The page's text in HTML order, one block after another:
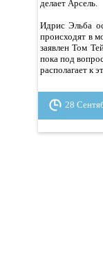
делает Арсель.
Идрис Эльба
происходят в
заявлен Том
пока под
располагает к
28